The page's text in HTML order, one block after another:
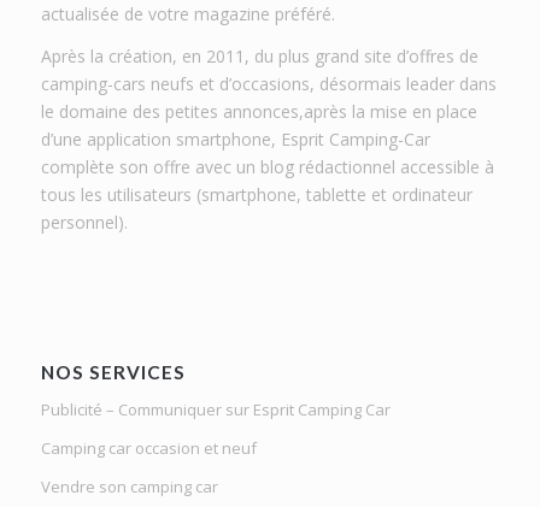
actualisée de votre magazine préféré.
Après la création, en 2011, du plus grand site d’offres de
camping-cars neufs et d’occasions, désormais leader dans
le domaine des petites annonces,après la mise en place
d’une application smartphone, Esprit Camping-Car
complète son offre avec un blog rédactionnel accessible à
tous les utilisateurs (smartphone, tablette et ordinateur
personnel).
NOS SERVICES
Publicité – Communiquer sur Esprit Camping Car
Camping car occasion et neuf
Vendre son camping car